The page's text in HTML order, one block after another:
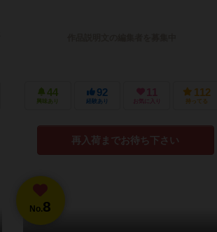
44
興味あり
92
経験あり
11
お気に入り
112
持ってる
再入荷までお待ち下さい
No.8